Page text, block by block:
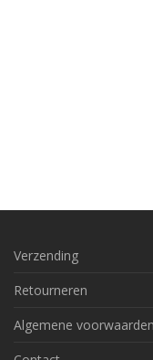
Verzending
Retourneren
Algemene voorwaarden